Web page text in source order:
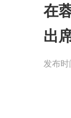
在
出
发布时